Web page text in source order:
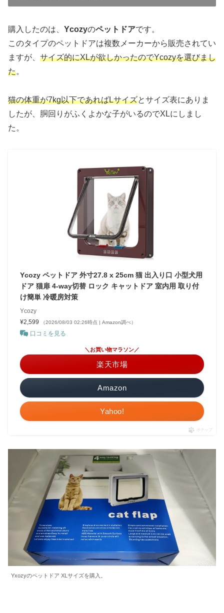
購入したのは、 Ycozyのペットドアです。
このタイプのペットドアは複数メーカーから販売されてい
ますが、 サイズ的にXLが欲しかったのでYcozyを選びまし
た。
猫の体重が7kg以下であればLサイズとサイズ表にありま
したが、胴回りがふくよかな子がいるのでXLにしまし
た。
Ycozy ペットドア 外寸27.8 x 25cm 猫 出入り口 小型犬用
ドア 猫扉 4-way切替 ロック キャットドア 室内用 取り付
け簡単 冷暖房対策
Ycozy
¥2,599
（2026/08/03 02:26時点 | Amazon調べ）
口コミを見る
Amazon
＼お買い物マラソン／
楽天市場
Yahoo!
ポチップ
Yxozyのペットドア XLサイズを購入。